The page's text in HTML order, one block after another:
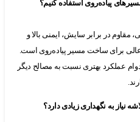
سایش، ایمنی بالا و
ساخت مسیر پیاده‌روی است.
بهتری نسبت به مصالح دیگر